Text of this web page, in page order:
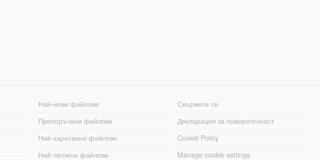
Най-нови файлове
Препоръчани файлове
Най-харесвани файлове
Най-теглени файлове
Свържете се
Декларация за поверителност
Cookie Policy
Manage cookie settings